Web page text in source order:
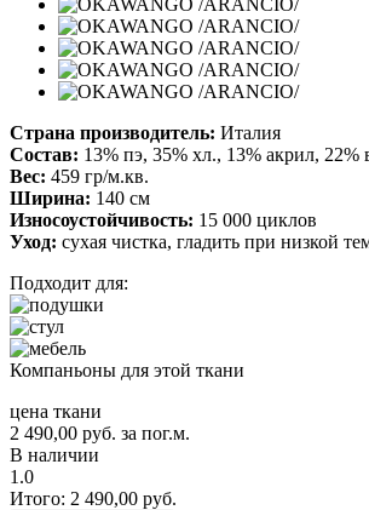
Страна производитель: Италия
Состав: 13% пэ, 35% хл., 13% акрил, 22%
Вес: 459 гр/м.кв.
Ширина: 140 см
Износоустойчивость: 15 000 циклов
Уход: сухая чистка, гладить при низкой
Подходит для:
Компаньоны для этой ткани
цена ткани
2 490,00 руб. за пог.м.
В наличии
1.0
Итого: 2 490,00 руб.